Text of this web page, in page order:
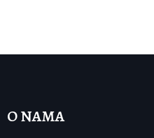
O NAMA